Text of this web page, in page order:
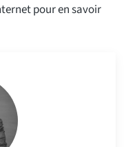
pour en savoir